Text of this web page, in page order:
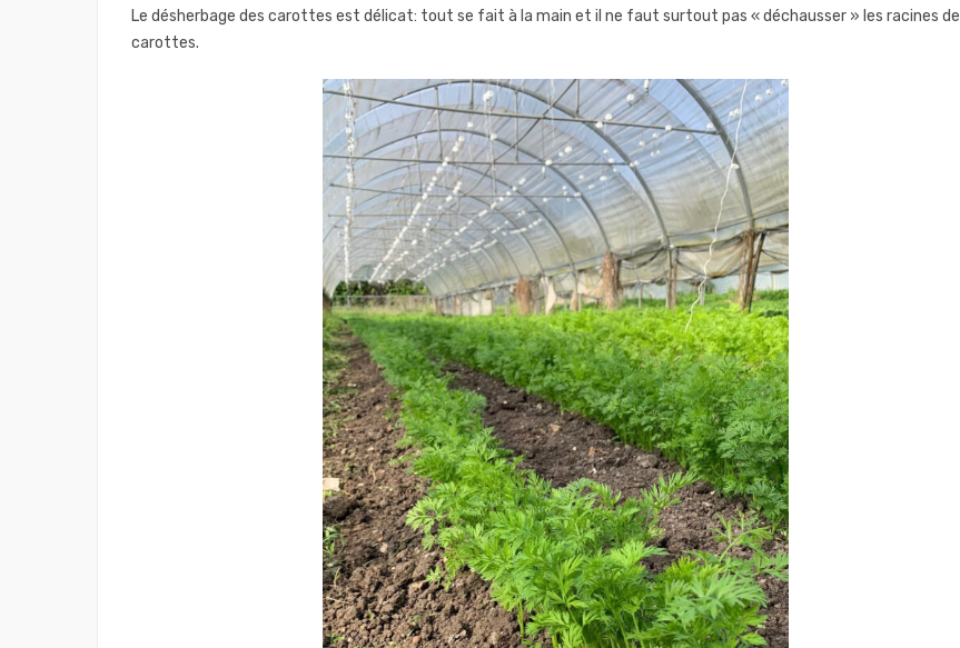
Le désherbage des carottes est délicat: tout se fait à la main et il ne faut surtout pas « déchausser » les racines de
carottes.